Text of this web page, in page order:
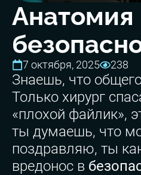
Анатомия
7 октября, 2025 238
Знаешь, что
Только хирург
«плохой файлик»,
ты думаешь, что
поздравляю, ты
вредонос в